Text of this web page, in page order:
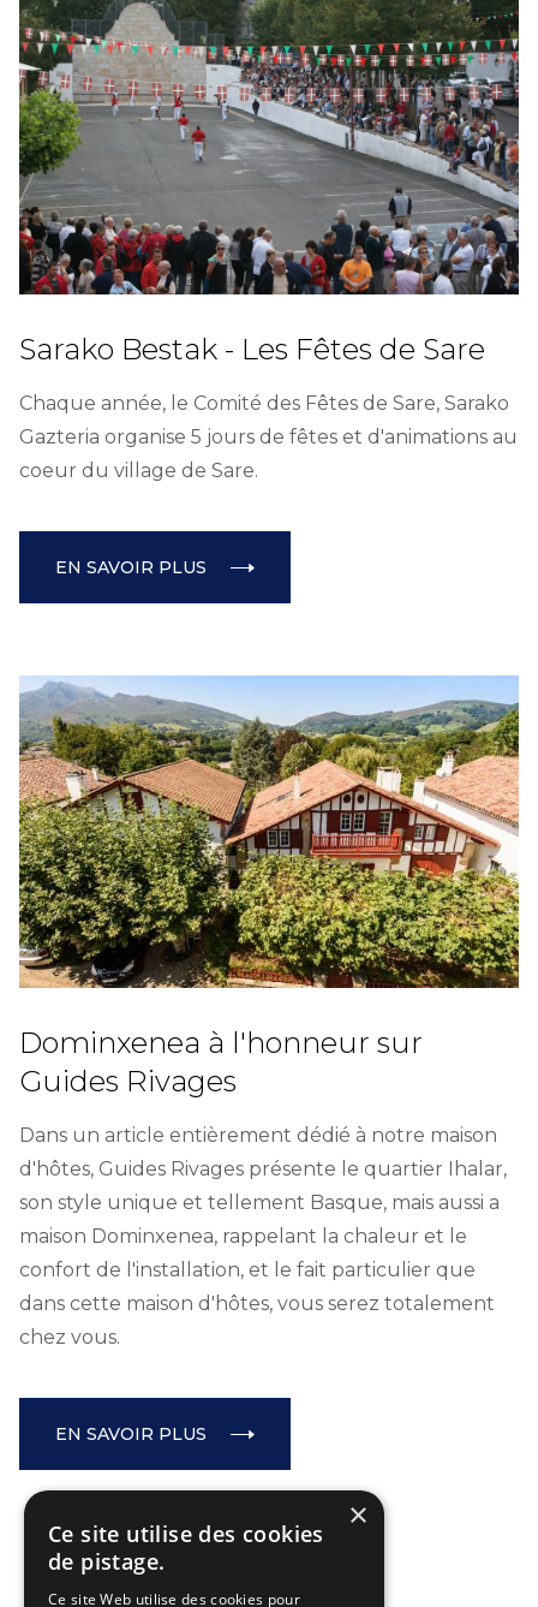
Sarako Bestak - Les Fêtes de Sare
Chaque année, le Comité des Fêtes de Sare, Sarako
Gazteria organise 5 jours de fêtes et d'animations au
coeur du village de Sare.
EN SAVOIR PLUS
Dominxenea à l'honneur sur
Guides Rivages
Dans un article entièrement dédié à notre maison
d'hôtes, Guides Rivages présente le quartier Ihalar,
son style unique et tellement Basque, mais aussi a
maison Dominxenea, rappelant la chaleur et le
confort de l'installation, et le fait particulier que
dans cette maison d'hôtes, vous serez totalement
chez vous.
EN SAVOIR PLUS
×
Ce site utilise des cookies
de pistage.
Ce site Web utilise des cookies pour